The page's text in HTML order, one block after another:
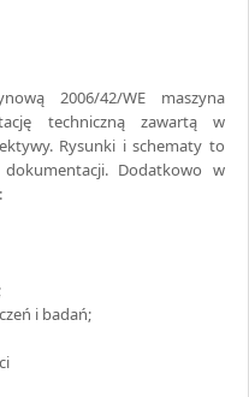
2006/42/WE maszyna
techniczną zawartą w
Rysunki i schematy to
Dodatkowo w
i badań;